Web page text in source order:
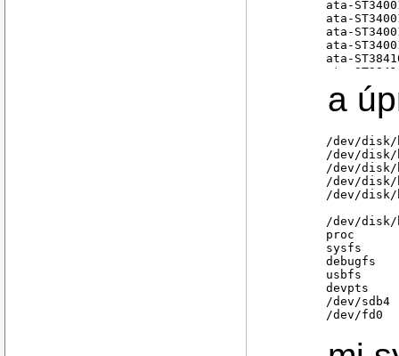
ata-
ata-
ata-
ata-
ata-
ata-
edd-
edd-
edd-
a
/dev/
/dev/disk/
/dev/disk/
/dev/disk/
/dev/disk/
/dev/
proc
sysfs
debugfs
usbfs
devpts
/dev/